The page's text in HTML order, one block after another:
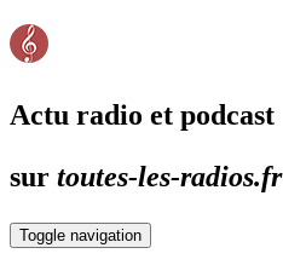
Actu radio et podcast
sur toutes-les-radios.fr
Toggle navigation